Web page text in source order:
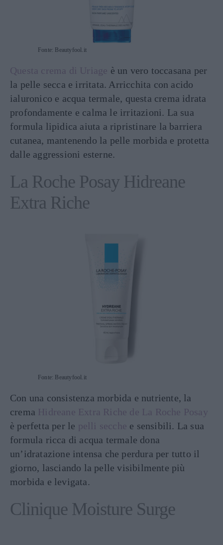
Fonte: Beautyfool.it
Questa crema di Uriage è un vero toccasana per
la pelle secca e irritata. Arricchita con acido
ialuronico e acqua termale, questa crema idrata
profondamente e calma le irritazioni. La sua
formula lipidica aiuta a ripristinare la barriera
cutanea, mantenendo la pelle morbida e protetta
dalle aggressioni esterne.
La Roche Posay Hidreane
Extra Riche
Fonte: Beautyfool.it
Con una consistenza morbida e nutriente, la
crema Hidreane Extra Riche de La Roche Posay
è perfetta per le pelli secche e sensibili. La sua
formula ricca di acqua termale dona
un’idratazione intensa che perdura per tutto il
giorno, lasciando la pelle visibilmente più
morbida e levigata.
Clinique Moisture Surge